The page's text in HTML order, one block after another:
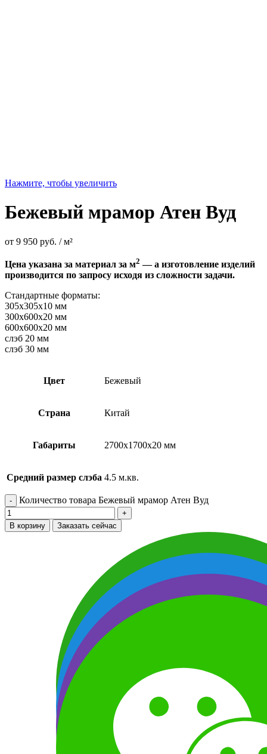
Нажмите, чтобы увеличить
Бежевый мрамор Атен Вуд
от 9 950 руб. / м²
Цена указана за материал за м2 — а изготовление изделий
производится по запросу исходя из сложности задачи.
Стандартные форматы:
305х305х10 мм
300х600х20 мм
600х600х20 мм
слэб 20 мм
слэб 30 мм
Цвет Бежевый
Страна Китай
Габариты 2700х1700х20 мм
Средний размер слэба 4.5 м.кв.
Количество товара Бежевый мрамор Атен Вуд
В корзину Заказать сейчас